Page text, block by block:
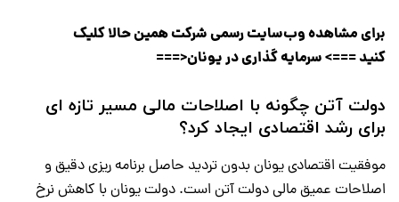
برای مشاهده وب‌سایت رسمی شرکت همین حالا کلیک
کنید ===>سرمایه گذاری در یونان<===
دولت آتن چگونه با اصلاحات مالی مسیر تازه ای
برای رشد اقتصادی ایجاد کرد؟
موفقیت اقتصادی یونان بدون تردید حاصل برنامه ریزی دقیق و
اصلاحات عمیق مالی دولت آتن است. دولت یونان با کاهش نرخ